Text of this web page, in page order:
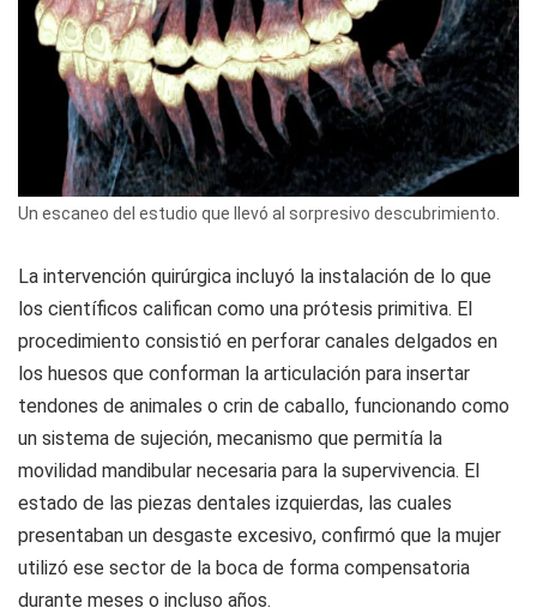
Un escaneo del estudio que llevó al sorpresivo descubrimiento.
La intervención quirúrgica incluyó la instalación de lo que
los científicos califican como una prótesis primitiva. El
procedimiento consistió en perforar canales delgados en
los huesos que conforman la articulación para insertar
tendones de animales o crin de caballo, funcionando como
un sistema de sujeción, mecanismo que permitía la
movilidad mandibular necesaria para la supervivencia. El
estado de las piezas dentales izquierdas, las cuales
presentaban un desgaste excesivo, confirmó que la mujer
utilizó ese sector de la boca de forma compensatoria
durante meses o incluso años.